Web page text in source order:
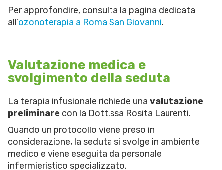
Per approfondire, consulta la pagina dedicata
all’ozonoterapia a Roma San Giovanni.
Valutazione medica e
svolgimento della seduta
La terapia infusionale richiede una valutazione
preliminare con la Dott.ssa Rosita Laurenti.
Quando un protocollo viene preso in
considerazione, la seduta si svolge in ambiente
medico e viene eseguita da personale
infermieristico specializzato.